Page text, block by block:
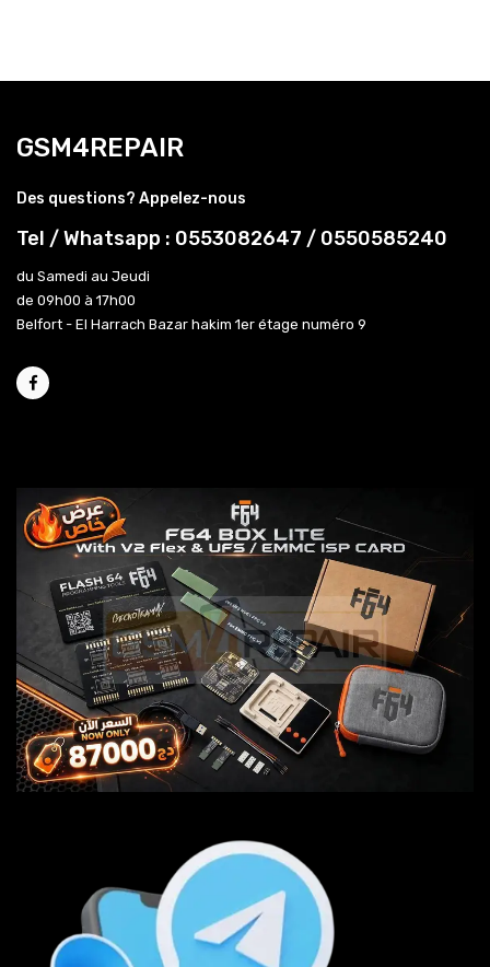
GSM4REPAIR
Des questions? Appelez-nous
Tel / Whatsapp : 0553082647 / 0550585240
du Samedi au Jeudi
de 09h00 à 17h00
Belfort - El Harrach Bazar hakim 1er étage numéro 9